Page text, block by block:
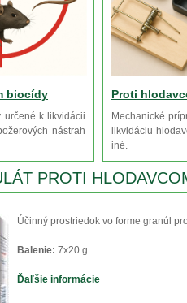
biocídy
určené k likvidácii
nástrah
Proti
Mechanické
likvidáciu
iné.
PROTI
Účinný prostriedok vo forme granúl
Balenie: 7x20 g.
Ďaľšie informácie